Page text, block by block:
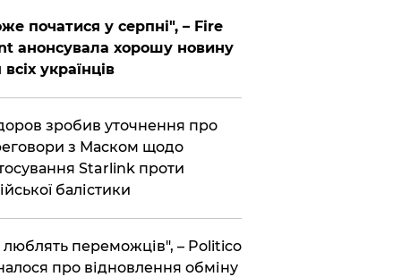
початися у серпні", – Fire
анонсувала хорошу новину
українців
зробив уточнення про
з Маском щодо
Starlink проти
балістики
люблять переможців", – Politico
про відновлення обміну